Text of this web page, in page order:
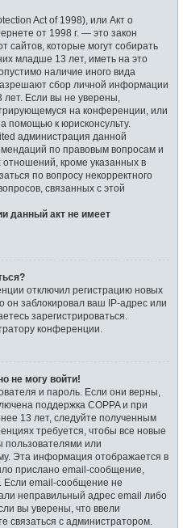
Act of 1998), или Акт о
от 1998 г. — это закон
которые могут собирать
младше 13 лет, иметь на это
наличие иного вида
сбор личной информации
Если вы не уверены,
на конференции, или
помощью к юрисконсульту.
администрация данной
по правовым вопросам и
кроме указанных в
по вопросу некорректного
связанных с этой
данный акт не имеет
отключил регистрацию новых
он заблокировал ваш IP-адрес или
зарегистрироваться.
конференции.
не могу войти!
и пароль. Если они верны,
поддержка COPPA и при
13 лет, следуйте полученным
требуется, чтобы все новые
пользователями или
Эта информация отображается в
прислано email-сообщение,
Если email-сообщение не
неправильный адрес email либо
вы уверены, что ввели
связаться с администратором.